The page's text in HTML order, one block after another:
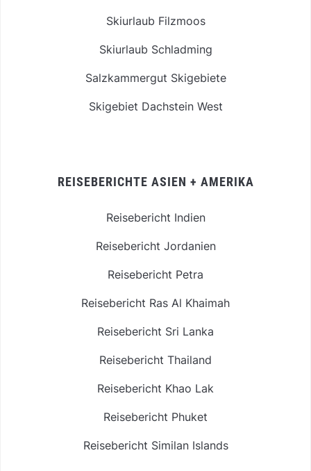
Skiurlaub Filzmoos
Skiurlaub Schladming
Salzkammergut Skigebiete
Skigebiet Dachstein West
REISEBERICHTE ASIEN + AMERIKA
Reisebericht Indien
Reisebericht Jordanien
Reisebericht Petra
Reisebericht Ras Al Khaimah
Reisebericht Sri Lanka
Reisebericht Thailand
Reisebericht Khao Lak
Reisebericht Phuket
Reisebericht Similan Islands